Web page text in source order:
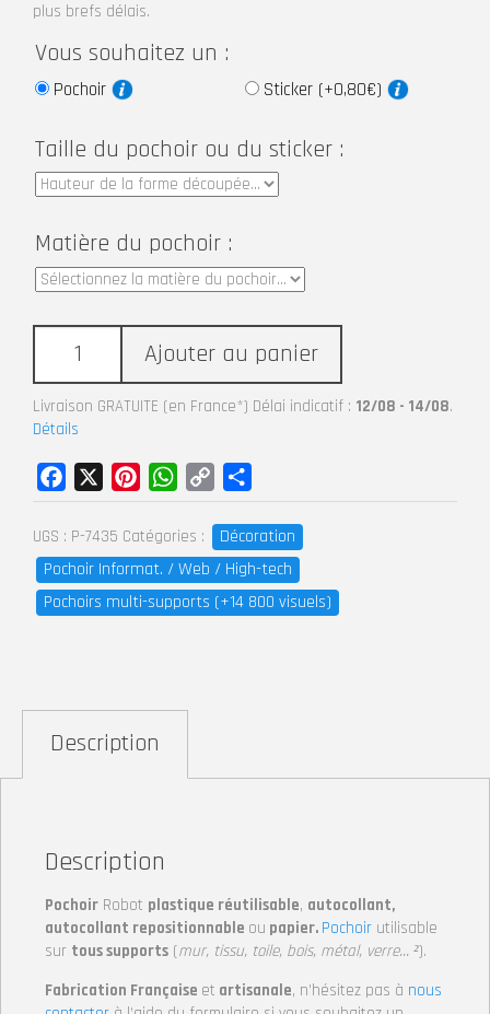
plus brefs délais.
Vous souhaitez un :
Pochoir Sticker (+0,80€)
Taille du pochoir ou du sticker :
Matière du pochoir :
Ajouter au panier
Livraison GRATUITE (en France*) Délai indicatif : 12/08 - 14/08.
Détails
UGS : P-7435 Catégories :
Décoration
Pochoir Informat. / Web / High-tech
Pochoirs multi-supports (+14 800 visuels)
Facebook PinterestWhatsApp
Copy
Link
Description
Description
Pochoir Robot plastique réutilisable, autocollant,
autocollant repositionnable ou papier. Pochoir utilisable
sur tous supports (mur, tissu, toile, bois, métal, verre… ²).
Fabrication Française et artisanale, n’hésitez pas à nous